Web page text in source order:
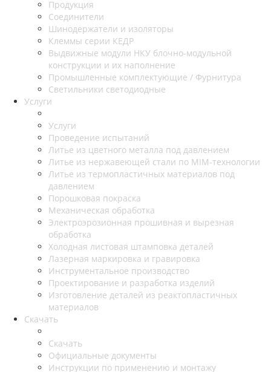
Продукция
Соединители
Шинодержатели и изоляторы
Клеммы серии КЕДР
Выдвижные модули НКУ блочно-модульной
конструкции и их наполнение
Промышленные комплектующие / Фурнитура
Светильники светодиодные
Услуги
Услуги
Проведение испытаний
Литье из цветного металла под давлением
Литье из нержавеющей стали по MIM-технологии
Литье из термопластичных материалов под
давлением
Порошковая покраска
Механическая обработка
Электроэрозионная прошивная и вырезная
обработка
Холодная листовая штамповка деталей
Лазерная маркировка и гравировка
Инструментальное производство
Проектирование и разработка изделий
Изготовление деталей из реактопластичных
материалов
Скачать
Скачать
Официальные документы
Инструкции по применению и монтажу